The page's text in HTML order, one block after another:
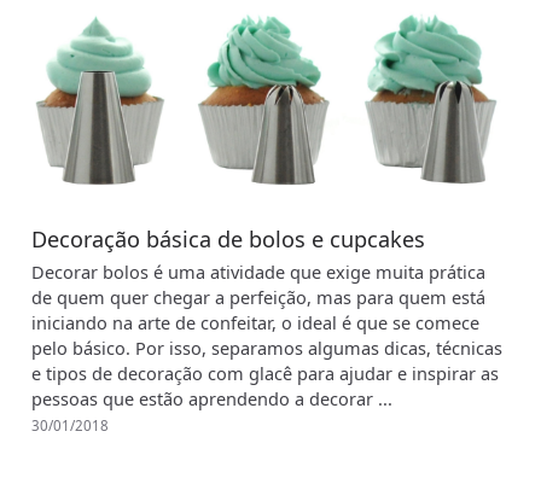
Decoração básica de bolos e cupcakes
Decorar bolos é uma atividade que exige muita prática
de quem quer chegar a perfeição, mas para quem está
iniciando na arte de confeitar, o ideal é que se comece
pelo básico. Por isso, separamos algumas dicas, técnicas
e tipos de decoração com glacê para ajudar e inspirar as
pessoas que estão aprendendo a decorar ...
30/01/2018